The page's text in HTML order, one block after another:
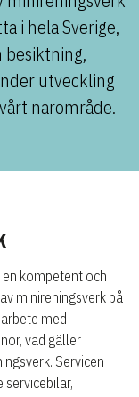
i hela Sverige,
besiktning,
utveckling
närområde.
kompetent och
minireningsverk på
med
vad gäller
Servicen